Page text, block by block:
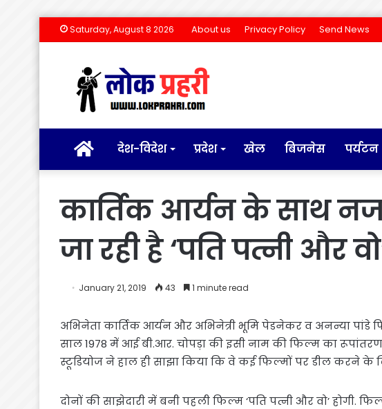
Saturday, August 8 2026 About us Privacy Policy Send News
होम देश-विदेश प्रदेश खेल बिजनेस पर्यटन
कार्तिक आर्यन के साथ
जा रही है ‘पति पत्नी और
January 21, 2019 43 1 minute read
अभिनेता कार्तिक आर्यन और अभिनेत्री भूमि पेडनेकर व अनन्या पांडे
साल 1978 में आई बी.आर. चोपड़ा की इसी नाम की फिल्म का
स्टूडियोज ने हाल ही साझा किया कि वे कई फिल्मों पर डील करने के
दोनों की साझेदारी में बनी पहली फिल्म ‘पति पत्नी और वो’ होगी.